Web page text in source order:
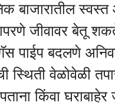
बाजारातील
जीवावर बेतू
गॅस पाईप बदलणे
स्थिती वेळोवेळी
किंवा घराबाहेर